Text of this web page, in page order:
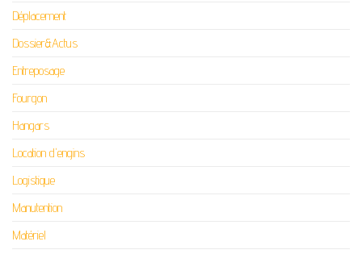
Déplacement
Dossier&Actus
Entreposage
Fourgon
Hangars
Location d'engins
Logistique
Manutention
Matériel